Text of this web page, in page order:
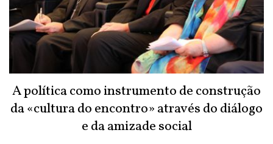
A política como instrumento de construção
da «cultura do encontro» através do diálogo
e da amizade social